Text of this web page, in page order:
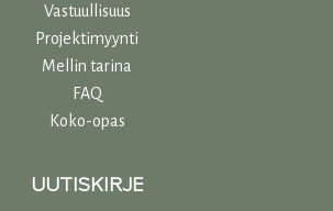
Vastuullisuus
Projektimyynti
Mellin tarina
FAQ
Koko-opas
UUTISKIRJE